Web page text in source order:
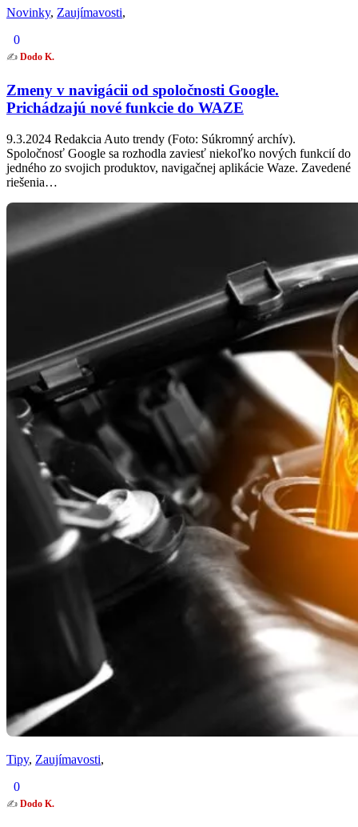
Novinky, Zaujímavosti,
0
✍️ Dodo K.
Zmeny v navigácii od spoločnosti Google.
Prichádzajú nové funkcie do WAZE
9.3.2024 Redakcia Auto trendy (Foto: Súkromný archív).
Spoločnosť Google sa rozhodla zaviesť niekoľko nových funkcií do
jedného zo svojich produktov, navigačnej aplikácie Waze. Zavedené
riešenia…
Tipy, Zaujímavosti,
0
✍️ Dodo K.